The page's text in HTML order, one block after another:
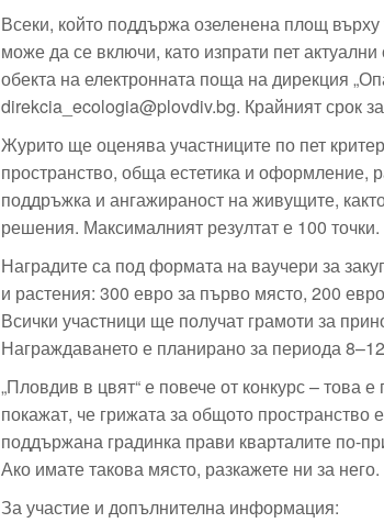
Всеки, който поддържа озеленена площ
може да се включи, като изпрати пет
обекта на електронната поща на дирекция
direkcia_ecologia@plovdiv.bg. Крайният срок
Журито ще оценява участниците по пет
пространство, обща естетика и оформление,
поддръжка и ангажираност на живущите,
решения. Максималният резултат е 100 точки.
Наградите са под формата на ваучери за
и растения: 300 евро за първо място, 200
Всички участници ще получат грамоти за
Награждаването е планирано за периода
„Пловдив в цвят“ е повече от конкурс – това
покажат, че грижата за общото пространство
поддържана градинка прави кварталите по-
Ако имате такова място, разкажете ни за него.
За участие и допълнителна информация: